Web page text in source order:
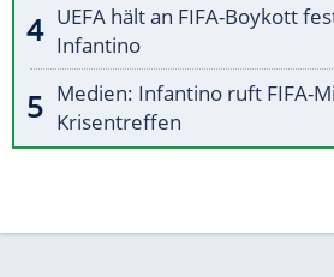
UEFA hält an FIFA-Boykott
Infantino
Medien: Infantino ruft FIFA-
Krisentreffen